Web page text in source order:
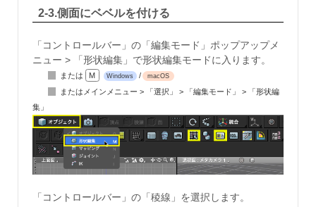
2-3.側面にベベルを付ける
「コントロールバー」の「編集モード」ポップアップメ
ニュー > 「形状編集」で形状編集モードに入ります。
または M Windows / macOS
またはメインメニュー > 「選択」 > 「編集モード」 > 「形状編
集」
「コントロールバー」の「稜線」を選択します。